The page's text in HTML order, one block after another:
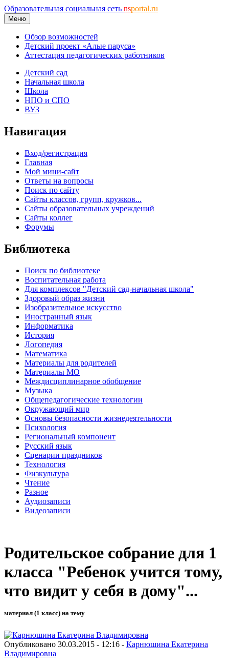
Образовательная социальная сеть nsportal.ru
Меню
Обзор возможностей
Детский проект «Алые паруса»
Аттестация педагогических работников
Детский сад
Начальная школа
Школа
НПО и СПО
ВУЗ
Навигация
Вход/регистрация
Главная
Мой мини-сайт
Ответы на вопросы
Поиск по сайту
Сайты классов, групп, кружков...
Сайты образовательных учреждений
Сайты коллег
Форумы
Библиотека
Поиск по библиотеке
Воспитательная работа
Для комплексов "Детский сад-начальная школа"
Здоровый образ жизни
Изобразительное искусство
Иностранный язык
Информатика
История
Логопедия
Математика
Материалы для родителей
Материалы МО
Междисциплинарное обобщение
Музыка
Общепедагогические технологии
Окружающий мир
Основы безопасности жизнедеятельности
Психология
Региональный компонент
Русский язык
Сценарии праздников
Технология
Физкультура
Чтение
Разное
Аудиозаписи
Видеозаписи
Родительское собрание для 1
класса "Ребенок учится тому,
что видит у себя в дому"...
материал (1 класс) на тему
Опубликовано 30.03.2015 - 12:16 - Карнюшина Екатерина
Владимировна